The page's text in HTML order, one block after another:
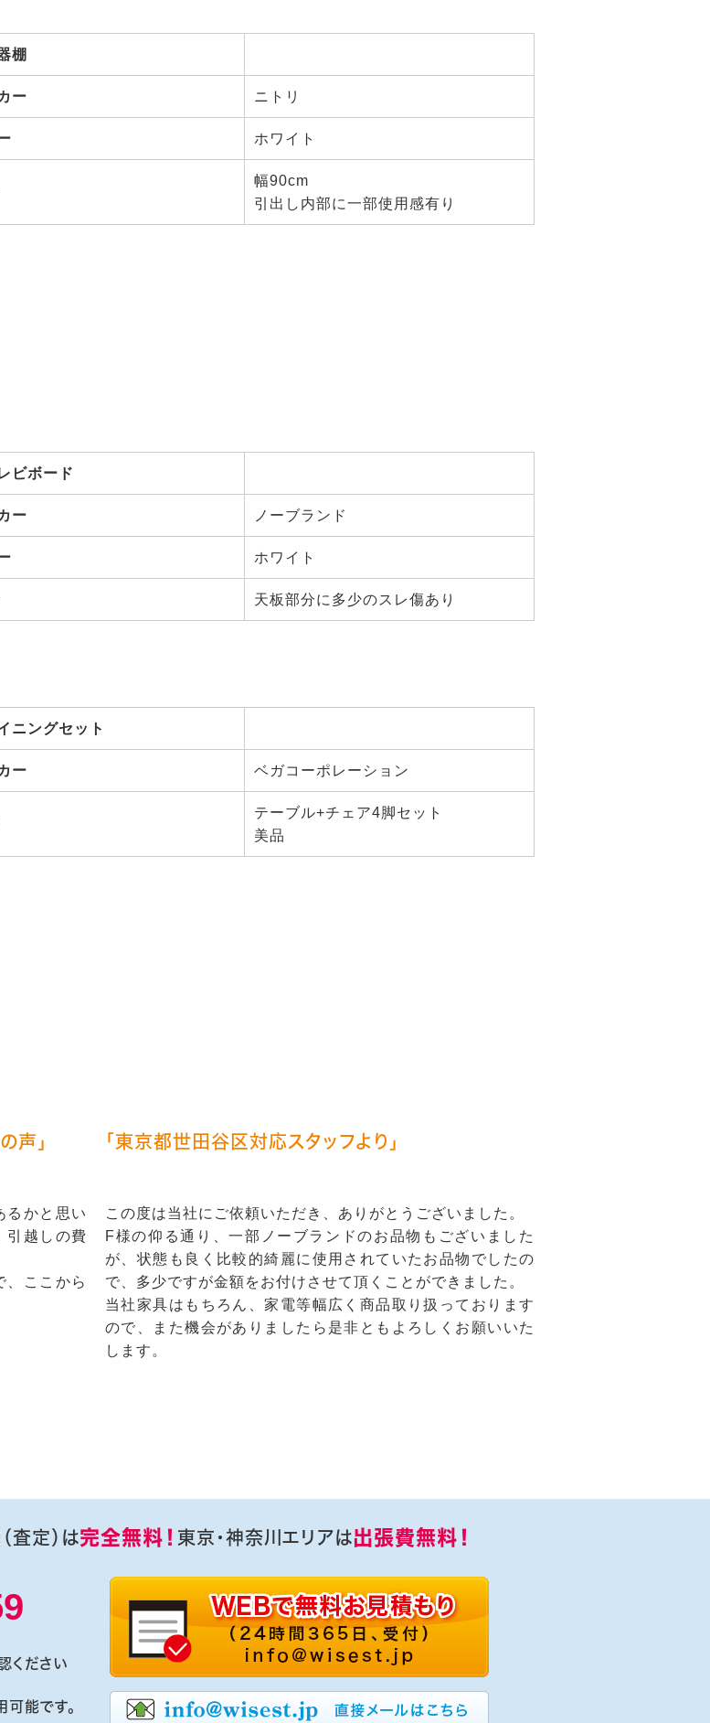
棚
ー ニトリ
ホワイト
幅90cm
引出し内部に一部使用感有り
ビボード
ー ノーブランド
ホワイト
天板部分に多少のスレ傷あり
ニングセット
ー ベガコーポレーション
テーブル+チェア4脚セット
美品
声」
るかと思い
引越しの費
、ここから
「東京都世田谷区対応スタッフより」
この度は当社にご依頼いただき、ありがとうございました。
F様の仰る通り、一部ノーブランドのお品物もございました
が、状態も良く比較的綺麗に使用されていたお品物でしたの
で、多少ですが金額をお付けさせて頂くことができました。
当社家具はもちろん、家電等幅広く商品取り扱っております
ので、また機会がありましたら是非ともよろしくお願いいた
します。
査定）は完全無料！ 東京・神奈川エリアは出張費無料！
ください
能です。